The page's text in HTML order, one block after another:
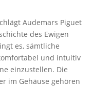
Audemars Piguet
des Ewigen
es, sämtliche
und intuitiv
einzustellen. Die
im Gehäuse gehören